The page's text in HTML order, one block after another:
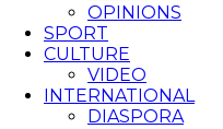
OPINIONS
SPORT
CULTURE
VIDEO
INTERNATIONAL
DIASPORA